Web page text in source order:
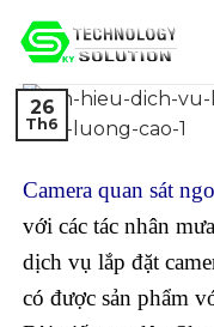
26
Th6
Camera quan sát
với các tác nhân
dịch vụ lắp đặt
có được sản phẩm